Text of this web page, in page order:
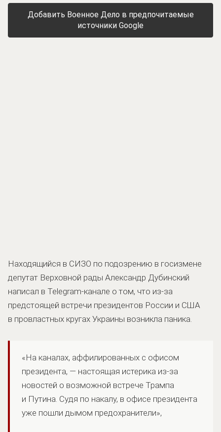
Добавить Военное Дело в предпочитаемые
источники Google
Находящийся в СИЗО по подозрению в госизмене
депутат Верховной рады Александр Дубинский
написал в Telegram-канале о том, что из-за
предстоящей встречи президентов России и США
в провластных кругах Украины возникла паника.
«На каналах, аффилированных с офисом
президента, — настоящая истерика из-за
новостей о возможной встрече Трампа
и Путина. Судя по накалу, в офисе президента
уже пошли дымом предохранители»,